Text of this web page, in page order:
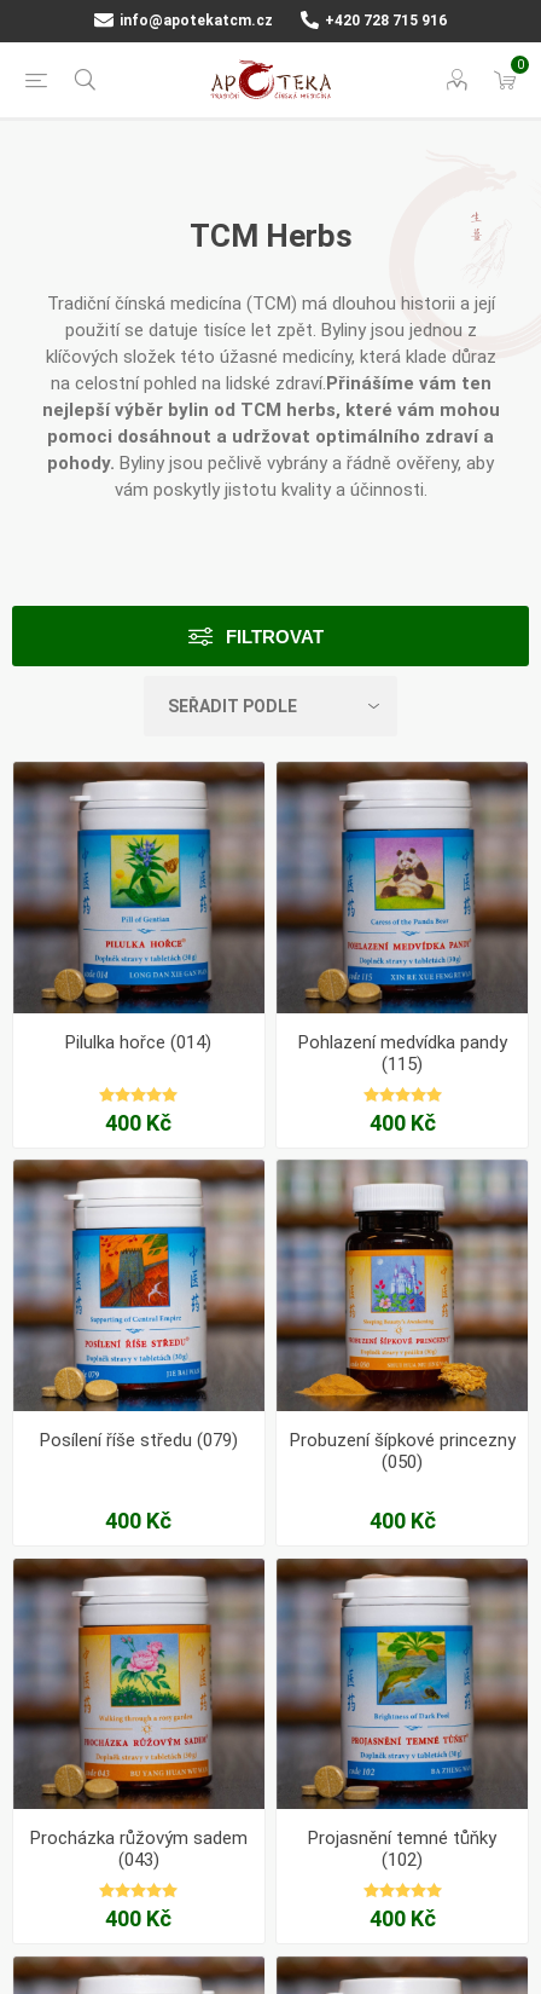
info@apotekatcm.cz +420 728 715 916
0
TCM Herbs
Tradiční čínská medicína (TCM) má dlouhou historii a její
použití se datuje tisíce let zpět. Byliny jsou jednou z
klíčových složek této úžasné medicíny, která klade důraz
na celostní pohled na lidské zdraví.Přinášíme vám ten
nejlepší výběr bylin od TCM herbs, které vám mohou
pomoci dosáhnout a udržovat optimálního zdraví a
pohody. Byliny jsou pečlivě vybrány a řádně ověřeny, aby
vám poskytly jistotu kvality a účinnosti.
FILTROVAT
Pilulka hořce (014)
400 Kč
Pohlazení medvídka pandy
(115)
400 Kč
Posílení říše středu (079)
400 Kč
Probuzení šípkové princezny
(050)
400 Kč
Procházka růžovým sadem
(043)
400 Kč
Projasnění temné tůňky
(102)
400 Kč